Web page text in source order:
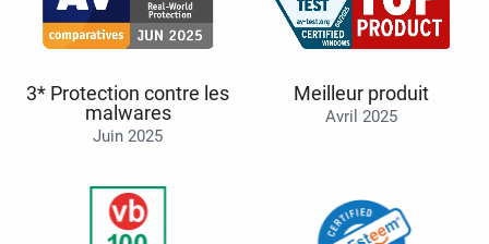
3* Protection contre les
malwares
Juin 2025
Meilleur produit
Avril 2025